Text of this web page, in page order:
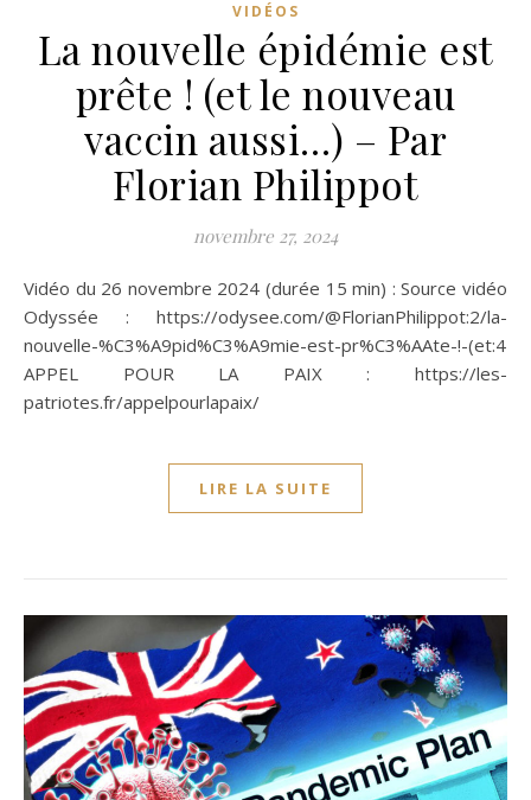
VIDÉOS
La nouvelle épidémie est
prête ! (et le nouveau
vaccin aussi…) – Par
Florian Philippot
novembre 27, 2024
Vidéo du 26 novembre 2024 (durée 15 min) : Source vidéo
Odyssée : https://odysee.com/@FlorianPhilippot:2/la-
nouvelle-%C3%A9pid%C3%A9mie-est-pr%C3%AAte-!-(et:4
APPEL POUR LA PAIX : https://les-
patriotes.fr/appelpourlapaix/
LIRE LA SUITE